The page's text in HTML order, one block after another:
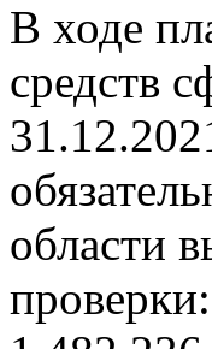
В ходе
средств
области